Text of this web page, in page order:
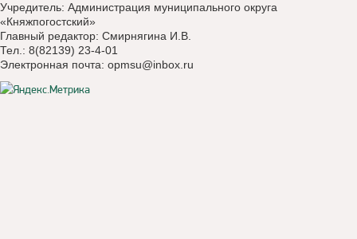
Учредитель: Администрация муниципального округа
«Княжпогостский»
Главный редактор: Смирнягина И.В.
Тел.: 8(82139) 23-4-01
Электронная почта: opmsu@inbox.ru